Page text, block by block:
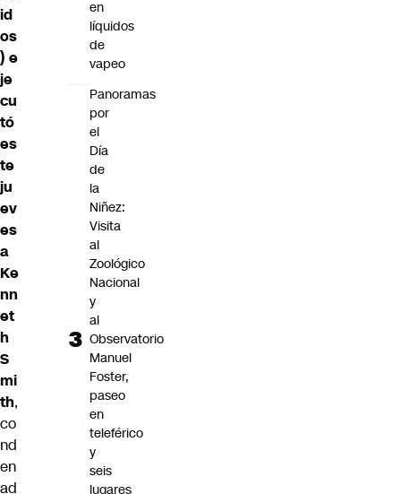
id
os
) e
je
cu
tó
es
te
ju
ev
es
a
Ke
nn
et
h
S
mi
th,
co
nd
en
ad
en
líquidos
de
vapeo
Panoramas
por
el
Día
de
la
Niñez:
Visita
al
Zoológico
Nacional
y
al
Observatorio
Manuel
Foster,
paseo
en
teleférico
y
seis
lugares